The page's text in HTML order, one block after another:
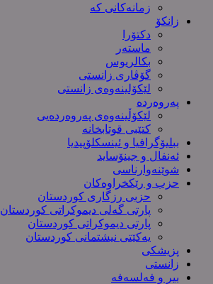
زمانەکانی کە
زانکۆ
دکتۆرا
ماستەر
بکالریوس
گۆڤاری زانستی
لێکۆلینەوەی زانستی
پەروەردە
لێکۆڵینەوەی پەروەردەیی
کتێبی قوتابخانە
ببلیۆگرافیا و ئینسکلۆپیدیا
ئەنفال و جینۆساید
شوێنەوارناسی
حزب و رێکخراوەکان
حزبی رزگاری کوردستان
پارتی گەلی دیموکراتی کوردستان
پارتی دیموکراتی کوردستان
یەکێتی نیشتمانی کوردستان
پزیشکی
زانستی
بیر و فەلسەفە